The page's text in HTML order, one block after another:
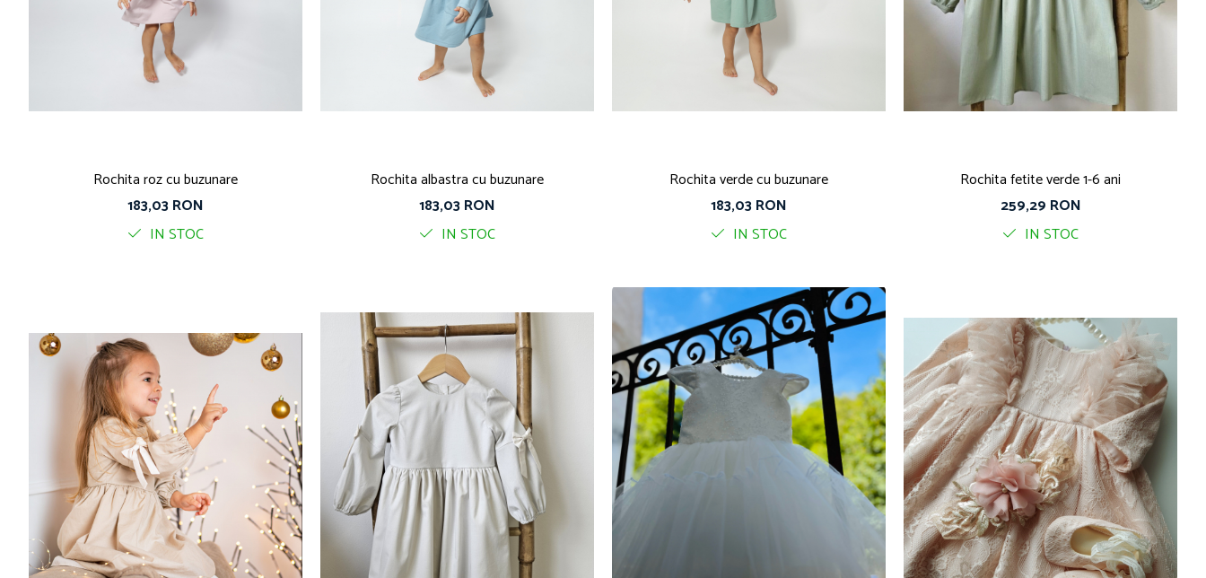
Rochita roz cu buzunare
183,03 RON
IN STOC
Rochita albastra cu buzunare
183,03 RON
IN STOC
Rochita verde cu buzunare
183,03 RON
IN STOC
Rochita fetite verde 1-6 ani
259,29 RON
IN STOC